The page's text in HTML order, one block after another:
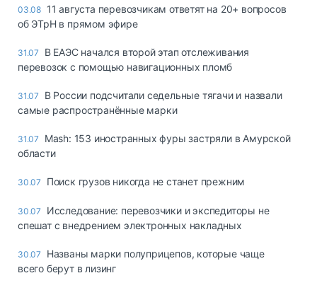
03.08 11 августа перевозчикам ответят на 20+ вопросов
об ЭТрН в прямом эфире
31.07
В ЕАЭС начался второй этап отслеживания
перевозок с помощью навигационных пломб
31.07
В России подсчитали седельные тягачи и назвали
самые распространённые марки
31.07
Mash: 153 иностранных фуры застряли в Амурской
области
30.07 Поиск грузов никогда не станет прежним
30.07
Исследование: перевозчики и экспедиторы не
спешат с внедрением электронных накладных
30.07
Названы марки полуприцепов, которые чаще
всего берут в лизинг